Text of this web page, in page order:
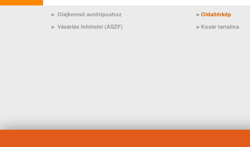
► Olajkereső autótípushoz
► Vásárlás feltételei (ÁSZF)
► Oldaltérkép
► Kosár tartalma